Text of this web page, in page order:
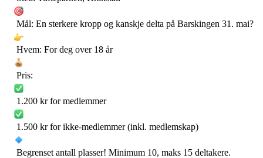
Mål: En sterkere kropp og kanskje delta på Barskingen 31. mai?
Hvem: For deg over 18 år
Pris:
1.200 kr for medlemmer
1.500 kr for ikke-medlemmer (inkl. medlemskap)
Begrenset antall plasser! Minimum 10, maks 15 deltakere.